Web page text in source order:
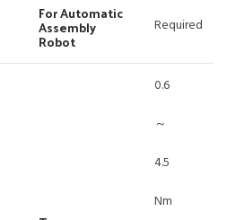
For Automatic
Assembly
Robot
Required
0.6
～
4.5
Nm